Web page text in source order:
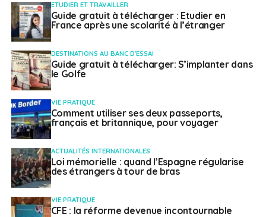
ETUDIER ET TRAVAILLER
Guide gratuit à télécharger : Etudier en
France après une scolarité à l’étranger
DESTINATIONS AU BANC D'ESSAI
Guide gratuit à télécharger: S’implanter dans
le Golfe
VIE PRATIQUE
Comment utiliser ses deux passeports,
français et britannique, pour voyager
ACTUALITÉS INTERNATIONALES
Loi mémorielle : quand l’Espagne régularise
des étrangers à tour de bras
VIE PRATIQUE
CFE : la réforme devenue incontournable